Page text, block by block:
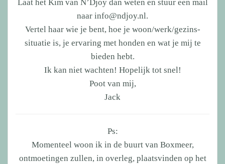
Laat het Kim van N’Djoy dan weten en stuur een mail
naar info@ndjoy.nl.
Vertel haar wie je bent, hoe je woon/werk/gezins-
situatie is, je ervaring met honden en wat je mij te
bieden hebt.
Ik kan niet wachten! Hopelijk tot snel!
Poot van mij,
Jack
Ps:
Momenteel woon ik in de buurt van Boxmeer,
ontmoetingen zullen, in overleg, plaatsvinden op het